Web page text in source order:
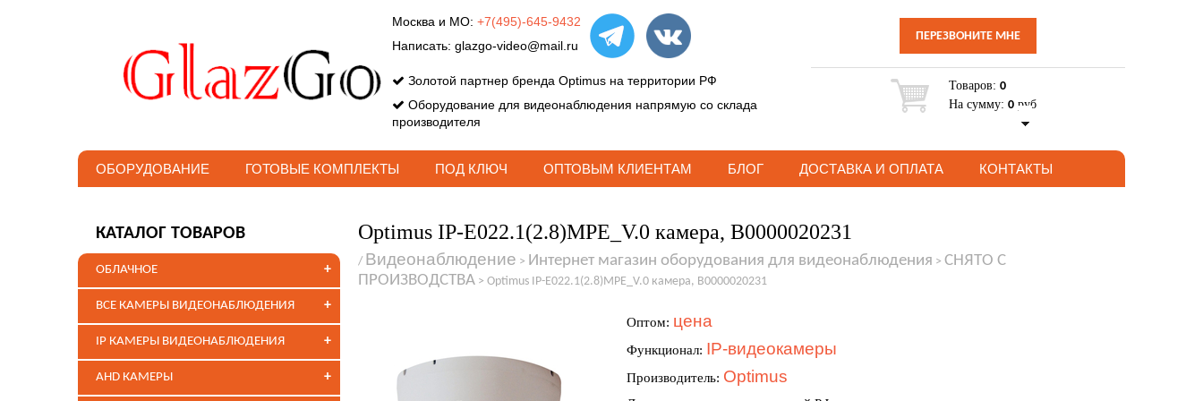
Москва и МО: +7(495)-645-9432
Написать: glazgo-video@mail.ru
Золотой партнер бренда Optimus на территории РФ
Оборудование для видеонаблюдения напрямую со склада
производителя
ПЕРЕЗВОНИТЕ МНЕ
Товаров: 0
На сумму: 0 руб
ОБОРУДОВАНИЕ ГОТОВЫЕ КОМПЛЕКТЫ ПОД КЛЮЧ ОПТОВЫМ КЛИЕНТАМ БЛОГ ДОСТАВКА И ОПЛАТА КОНТАКТЫ
Optimus IP-E022.1(2.8)MPE_V.0 камера, В0000020231
/ Видеонаблюдение > Интернет магазин оборудования для видеонаблюдения > СНЯТО С
ПРОИЗВОДСТВА> Optimus IP-E022.1(2.8)MPE_V.0 камера, В0000020231
Оптом: цена
Функционал: IP-видеокамеры
Производитель: Optimus
КАТАЛОГ ТОВАРОВ
+
ОБЛАЧНОЕ
+
ВСЕ КАМЕРЫ ВИДЕОНАБЛЮДЕНИЯ
+
IP КАМЕРЫ ВИДЕОНАБЛЮДЕНИЯ
+
AHD КАМЕРЫ